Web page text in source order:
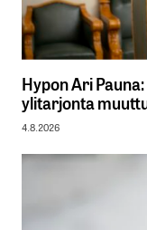
Hypon Ari
ylitarjonta
4.8.2026